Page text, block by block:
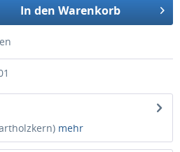
In den Warenkorb
mehr